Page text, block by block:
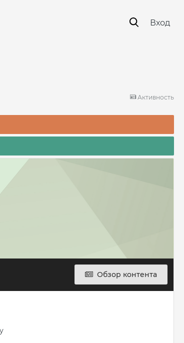
Вход
Активность
Обзор контента